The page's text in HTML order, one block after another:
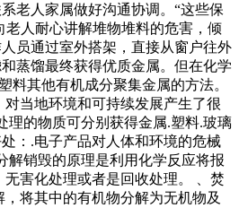
老人家属做好沟通协调。“这些保
人耐心讲解堆物堆料的危害，倾
员通过室外搭架，直接从窗户往外
蒸馏最终获得优质金属。但在化学
其他有机成分聚集金属的方法。
当地环境和可持续发展产生了很
理的物质可分别获得金属.塑料.玻璃
：.电子产品对人体和环境的危械
解销毁的原理是利用化学反应将报
害化处理或者是回收处理。 、焚
将其中的有机物分解为无机物及